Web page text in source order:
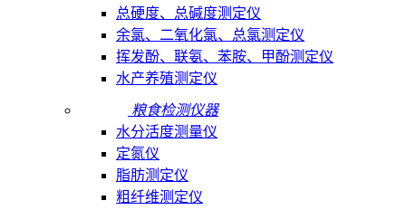
总硬度、总碱度测定仪
余氯、二氧化氯、总氯测定仪
挥发酚、联氨、苯胺、甲酚测定仪
水产养殖测定仪
粮食检测仪器
水分活度测量仪
定氮仪
脂肪测定仪
粗纤维测定仪